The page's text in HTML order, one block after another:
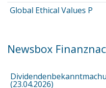
Global Ethical Values P
Newsbox
(23.04.2026)